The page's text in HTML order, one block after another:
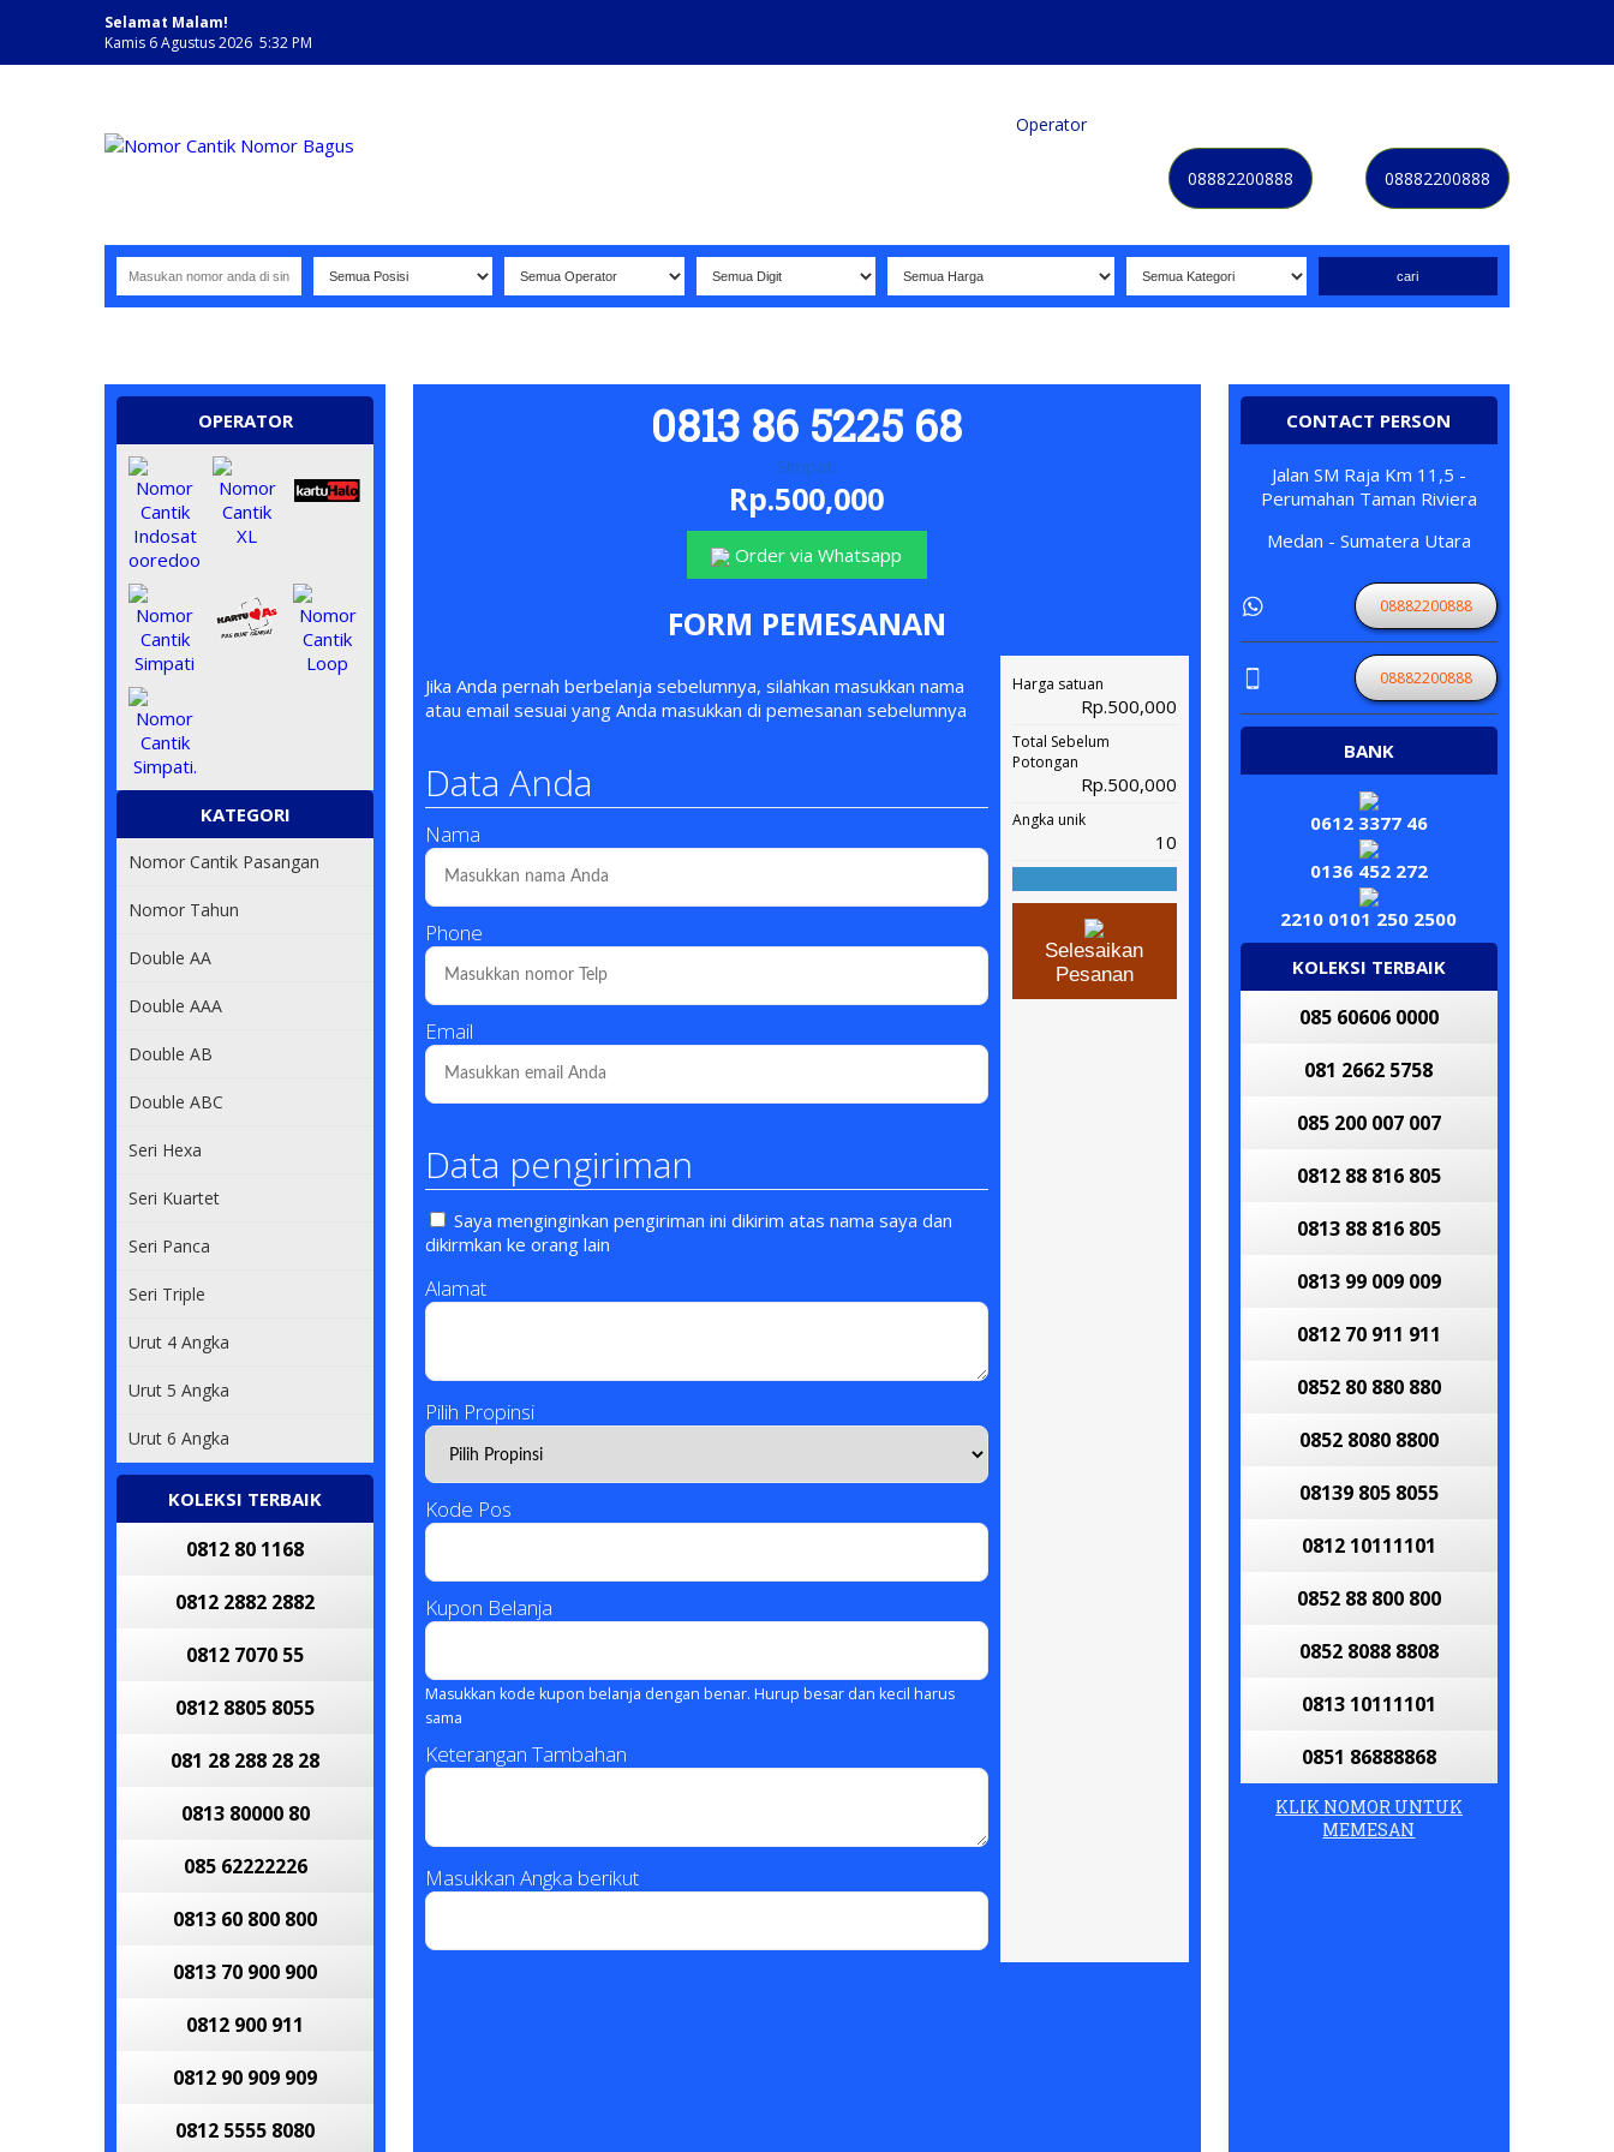
Selamat Malam!
Kamis 6 Agustus 2026 5:32 PM
Operator
08882200888 08882200888
OPERATOR
KATEGORI
Nomor Cantik Pasangan
Nomor Tahun
Double AA
Double AAA
Double AB
Double ABC
Seri Hexa
Seri Kuartet
Seri Panca
Seri Triple
Urut 4 Angka
Urut 5 Angka
Urut 6 Angka
KOLEKSI TERBAIK
0812 80 1168
0812 2882 2882
0812 7070 55
0812 8805 8055
081 28 288 28 28
0813 80000 80
085 62222226
0813 60 800 800
0813 70 900 900
0812 900 911
0812 90 909 909
0812 5555 8080
0813 86 5225 68
Simpati
Rp.500,000
Order via Whatsapp
FORM PEMESANAN
Jika Anda pernah berbelanja sebelumnya, silahkan masukkan nama
atau email sesuai yang Anda masukkan di pemesanan sebelumnya
Data Anda
Nama
Phone
Email
Data pengiriman
Saya menginginkan pengiriman ini dikirim atas nama saya dan
dikirmkan ke orang lain
Alamat
Pilih Propinsi
Kode Pos
Kupon Belanja
Masukkan kode kupon belanja dengan benar. Hurup besar dan kecil harus
sama
Keterangan Tambahan
Masukkan Angka berikut
Harga satuan
Rp.500,000
Total Sebelum
Potongan
Rp.500,000
Angka unik
10
Selesaikan
Pesanan
CONTACT PERSON
Jalan SM Raja Km 11,5 -
Perumahan Taman Riviera
Medan - Sumatera Utara
08882200888
08882200888
BANK
0612 3377 46
0136 452 272
2210 0101 250 2500
KOLEKSI TERBAIK
085 60606 0000
081 2662 5758
085 200 007 007
0812 88 816 805
0813 88 816 805
0813 99 009 009
0812 70 911 911
0852 80 880 880
0852 8080 8800
08139 805 8055
0812 10111101
0852 88 800 800
0852 8088 8808
0813 10111101
0851 86888868
KLIK NOMOR UNTUK
MEMESAN